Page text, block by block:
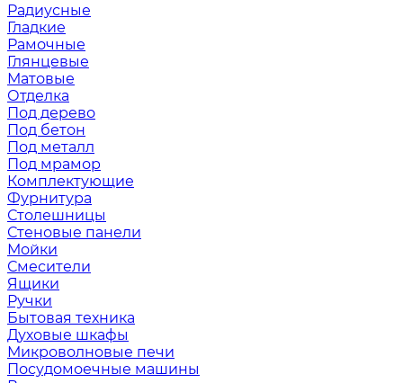
Радиусные
Гладкие
Рамочные
Глянцевые
Матовые
Отделка
Под дерево
Под бетон
Под металл
Под мрамор
Комплектующие
Фурнитура
Столешницы
Стеновые панели
Мойки
Смесители
Ящики
Ручки
Бытовая техника
Духовые шкафы
Микроволновые печи
Посудомоечные машины